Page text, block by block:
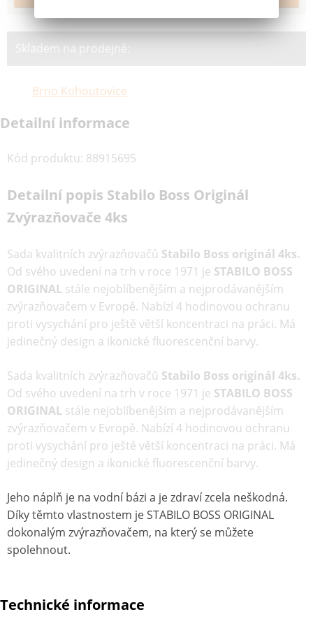
Skladem na prodejně:
Brno Kohoutovice
Detailní informace
Kód produktu: 88915695
Detailní popis Stabilo Boss Originál
Zvýrazňovače 4ks
Sada kvalitních zvýrazňovačů Stabilo Boss originál 4ks.
Od svého uvedení na trh v roce 1971 je STABILO BOSS
ORIGINAL stále nejoblíbenějším a nejprodávanějším
zvýrazňovačem v Evropě. Nabízí 4 hodinovou ochranu
proti vysychání pro ještě větší koncentraci na práci. Má
jedinečný design a ikonické fluorescenční barvy.
Sada kvalitních zvýrazňovačů Stabilo Boss originál 4ks.
Od svého uvedení na trh v roce 1971 je STABILO BOSS
ORIGINAL stále nejoblíbenějším a nejprodávanějším
zvýrazňovačem v Evropě. Nabízí 4 hodinovou ochranu
proti vysychání pro ještě větší koncentraci na práci. Má
jedinečný design a ikonické fluorescenční barvy.
Jeho náplň je na vodní bázi a je zdraví zcela neškodná.
Díky těmto vlastnostem je STABILO BOSS ORIGINAL
dokonalým zvýrazňovačem, na který se můžete
spolehnout.
Technické informace